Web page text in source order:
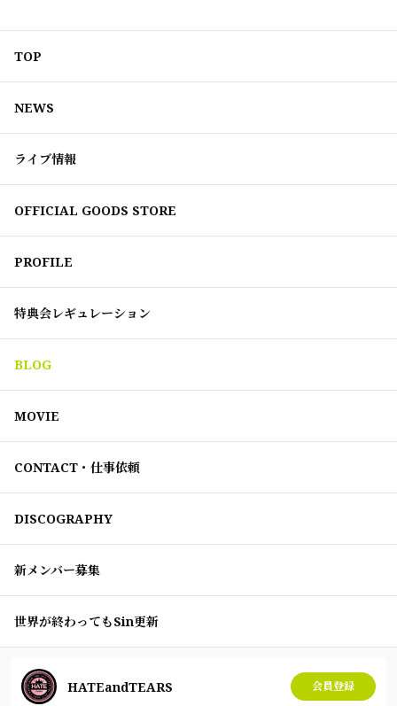
TOP
NEWS
ライブ情報
OFFICIAL GOODS STORE
PROFILE
特典会レギュレーション
BLOG
MOVIE
CONTACT・仕事依頼
DISCOGRAPHY
新メンバー募集
世界が終わってもSin更新
HATEandTEARS 会員登録